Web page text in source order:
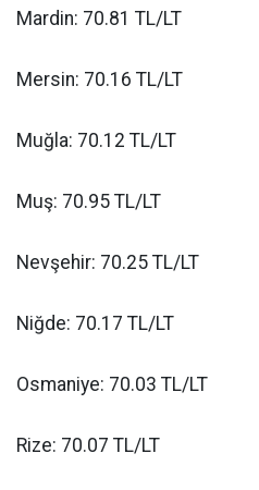
Mardin: 70.81 TL/LT
Mersin: 70.16 TL/LT
Muğla: 70.12 TL/LT
Muş: 70.95 TL/LT
Nevşehir: 70.25 TL/LT
Niğde: 70.17 TL/LT
Osmaniye: 70.03 TL/LT
Rize: 70.07 TL/LT